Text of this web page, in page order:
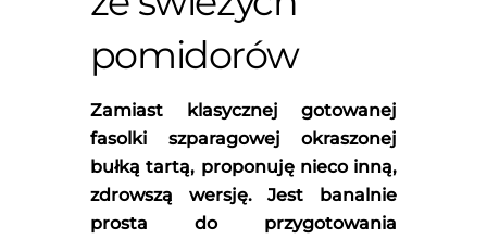
pomidorów
Zamiast klasycznej gotowanej
fasolki szparagowej okraszonej
bułką tartą, proponuję nieco inną,
zdrowszą wersję. Jest banalnie
prosta do przygotowania